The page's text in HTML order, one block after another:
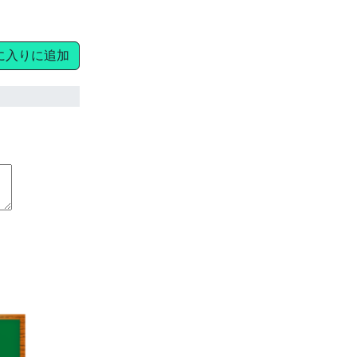
入りに追加